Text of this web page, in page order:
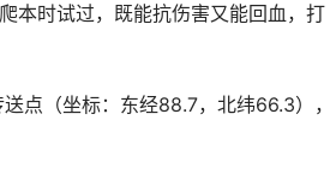
本时试过，既能抗伤害又能回血，打
点（坐标：东经88.7，北纬66.3），